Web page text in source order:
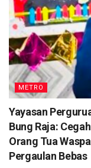
METRO
Yayasan
Bung Raja:
Orang Tua
Pergaulan Bebas